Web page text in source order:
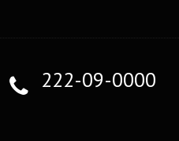
222-09-0000